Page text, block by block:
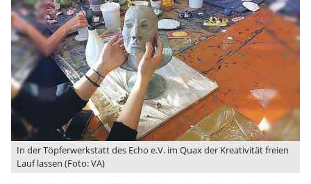
In der Töpferwerkstatt des Echo e.V. im Quax der Kreativität freien
Lauf lassen (Foto: VA)